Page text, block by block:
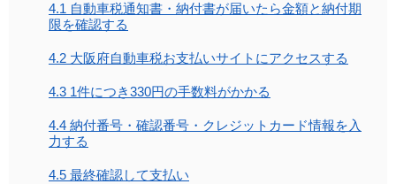
4.1 自動車税通知書・納付書が届いたら金額と納付期
限を確認する
4.2 大阪府自動車税お支払いサイトにアクセスする
4.3 1件につき330円の手数料がかかる
4.4 納付番号・確認番号・クレジットカード情報を入
力する
4.5 最終確認して支払い